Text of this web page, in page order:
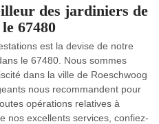
des jardiniers de
67480
est la devise de notre
le 67480. Nous sommes
dans la ville de Roeschwoog
nous recommandent pour
opérations relatives à
nos excellents services, confiez-